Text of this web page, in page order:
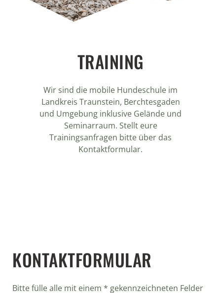
TRAINING
Wir sind die mobile Hundeschule im
Landkreis Traunstein, Berchtesgaden
und Umgebung inklusive Gelände und
Seminarraum. Stellt eure
Trainingsanfragen bitte über das
Kontaktformular.
KONTAKTFORMULAR
Bitte fülle alle mit einem * gekennzeichneten Felder